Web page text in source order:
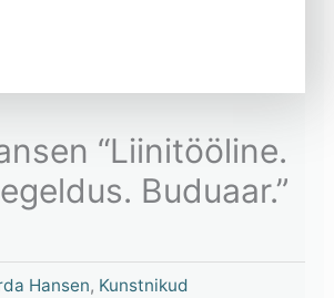
“Liinitööline.
Buduaar.”
Hansen, Kunstnikud